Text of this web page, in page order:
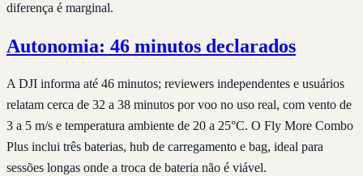
diferença é marginal.
Autonomia: 46 minutos declarados
A DJI informa até 46 minutos; reviewers independentes e usuários
relatam cerca de 32 a 38 minutos por voo no uso real, com vento de
3 a 5 m/s e temperatura ambiente de 20 a 25°C. O Fly More Combo
Plus inclui três baterias, hub de carregamento e bag, ideal para
sessões longas onde a troca de bateria não é viável.